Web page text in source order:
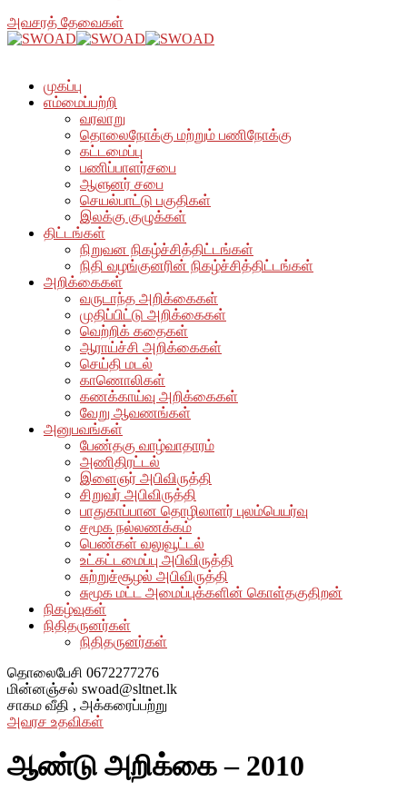
அவசரத் தேவைகள்
முகப்பு
எம்மைப்பற்றி
வரலாறு
தொலைநோக்கு மற்றும் பணிநோக்கு
கட்டமைப்பு
பணிப்பாளர்சபை
ஆளுனர் சபை
செயல்பாட்டு பகுதிகள்
இலக்கு குழுக்கள்
திட்டங்கள்
நிறுவன நிகழ்ச்சித்திட்டங்கள்
நிதி வழங்குனரின் நிகழ்ச்சித்திட்டங்கள்
அறிக்கைகள்
வருடாந்த அறிக்கைகள்
முதிப்பிட்டு அறிக்கைகள்
வெற்றிக் கதைகள்
ஆராய்ச்சி அறிக்கைகள்
செய்தி மடல்
காணொலிகள்
கணக்காய்வு அறிக்கைகள்
வேறு ஆவணங்கள்
அனுபவங்கள்
பேண்தகு வாழ்வாதாரம்
அணிதிரட்டல்
இளைஞர் அபிவிருத்தி
சிறுவர் அபிவிருத்தி
பாதுகாப்பான தொழிலாளர் புலம்பெயர்வு
சமூக நல்லணக்கம்
பெண்கள் வலுவூட்டல்
உட்கட்டமைப்பு அபிவிருத்தி
சுற்றுச்சூழல் அபிவிருத்தி
சுமூக மட்ட அமைப்புக்களின் கொள்தகுதிறன்
நிகழ்வுகள்
நிதிதருனர்கள்
நிதிதருனர்கள்
தொலைபேசி 0672277276
மின்னஞ்சல் swoad@sltnet.lk
சாகம வீதி , அக்கரைப்பற்று
அவரச உதவிகள்
ஆண்டு அறிக்கை – 2010